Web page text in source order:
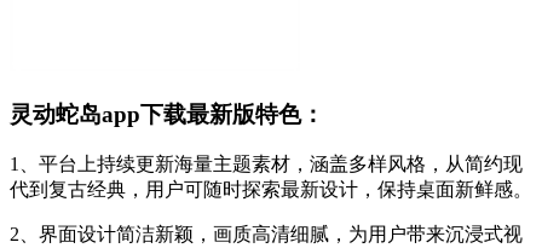
灵动蛇岛app下载最新版特色：
1、平台上持续更新海量主题素材，涵盖多样风格，从简约现
代到复古经典，用户可随时探索最新设计，保持桌面新鲜感。
2、界面设计简洁新颖，画质高清细腻，为用户带来沉浸式视